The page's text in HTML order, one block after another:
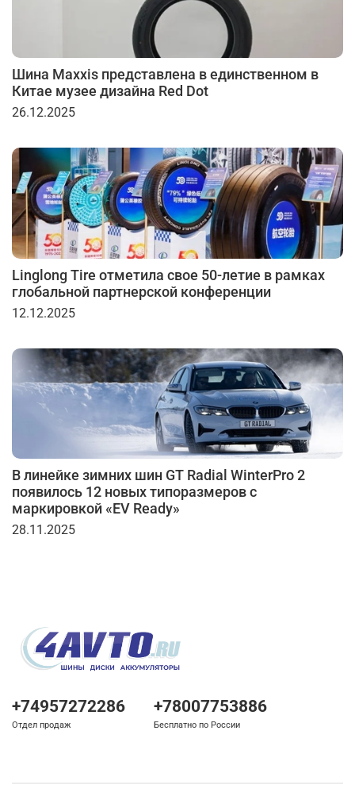
Шина Maxxis представлена в единственном в
Китае музее дизайна Red Dot
26.12.2025
Linglong Tire отметила свое 50-летие в рамках
глобальной партнерской конференции
12.12.2025
В линейке зимних шин GT Radial WinterPro 2
появилось 12 новых типоразмеров с
маркировкой «EV Ready»
28.11.2025
+74957272286
Отдел продаж
+78007753886
Бесплатно по России